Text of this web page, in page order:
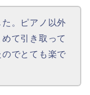
た。ピアノ以外
て引き取って
でとても楽で